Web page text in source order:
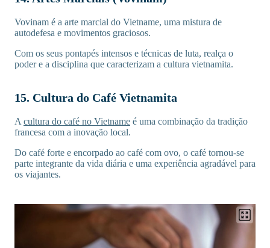
Vovinam é a arte marcial do Vietname, uma mistura de
autodefesa e movimentos graciosos.
Com os seus pontapés intensos e técnicas de luta, realça o
poder e a disciplina que caracterizam a cultura vietnamita.
15. Cultura do Café Vietnamita
A cultura do café no Vietname é uma combinação da tradição
francesa com a inovação local.
Do café forte e encorpado ao café com ovo, o café tornou-se
parte integrante da vida diária e uma experiência agradável para
os viajantes.